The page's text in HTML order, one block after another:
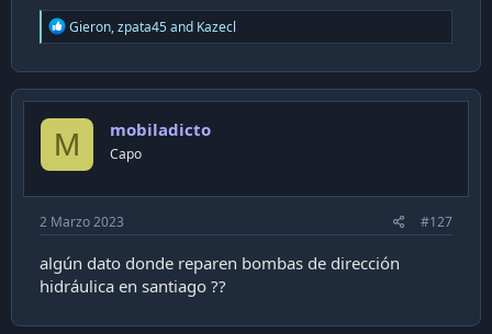
R
e
c
t
o
n
Gieron,zpata45and Kazecl
M mobiladicto
Capo
2 Marzo 2023 #127
algún dato donde reparen bombas de dirección
hidráulica en santiago ??